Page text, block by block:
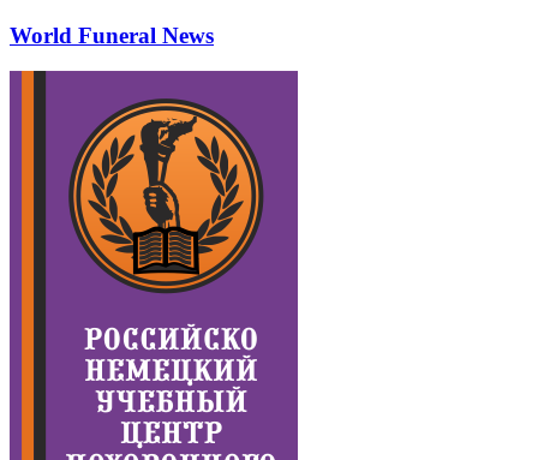
World Funeral News